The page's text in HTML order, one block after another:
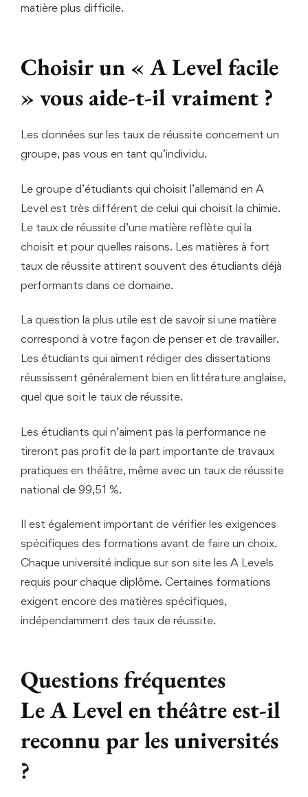
matière plus difficile.
Choisir un « A Level facile
» vous aide-t-il vraiment ?
Les données sur les taux de réussite concernent un
groupe, pas vous en tant qu’individu.
Le groupe d’étudiants qui choisit l’allemand en A
Level est très différent de celui qui choisit la chimie.
Le taux de réussite d’une matière reflète qui la
choisit et pour quelles raisons. Les matières à fort
taux de réussite attirent souvent des étudiants déjà
performants dans ce domaine.
La question la plus utile est de savoir si une matière
correspond à votre façon de penser et de travailler.
Les étudiants qui aiment rédiger des dissertations
réussissent généralement bien en littérature anglaise,
quel que soit le taux de réussite.
Les étudiants qui n’aiment pas la performance ne
tireront pas profit de la part importante de travaux
pratiques en théâtre, même avec un taux de réussite
national de 99,51 %.
Il est également important de vérifier les exigences
spécifiques des formations avant de faire un choix.
Chaque université indique sur son site les A Levels
requis pour chaque diplôme. Certaines formations
exigent encore des matières spécifiques,
indépendamment des taux de réussite.
Questions fréquentes
Le A Level en théâtre est-il
reconnu par les universités
?